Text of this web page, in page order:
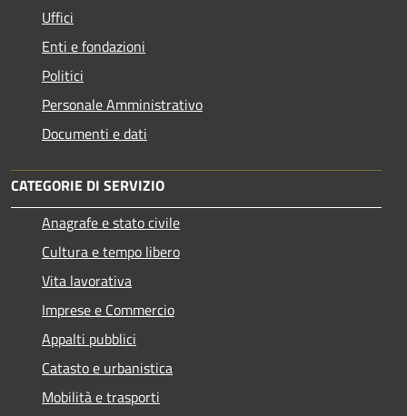
Uffici
Enti e fondazioni
Politici
Personale Amministrativo
Documenti e dati
CATEGORIE DI SERVIZIO
Anagrafe e stato civile
Cultura e tempo libero
Vita lavorativa
Imprese e Commercio
Appalti pubblici
Catasto e urbanistica
Mobilità e trasporti